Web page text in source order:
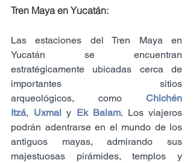
Tren Maya en Yucatán:
Las estaciones del Tren Maya en
Yucatán se encuentran
estratégicamente ubicadas cerca de
importantes sitios
arqueológicos, como Chichén
Itzá, Uxmal y Ek Balam. Los viajeros
podrán adentrarse en el mundo de los
antiguos mayas, admirando sus
majestuosas pirámides, templos y